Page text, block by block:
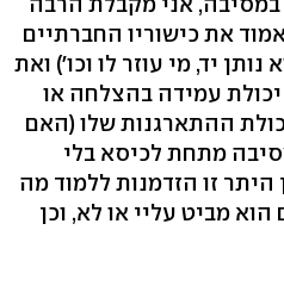
את כישוריו החברתיים
יד, מי עוזר לו וכו') ואת
עמידה בהצלחה או
ההתארגנות שלו (האם
מתחת לכיסא בלי
היתר זו הזדמנות ללמוד מה
מביט עליי או לא, וכן